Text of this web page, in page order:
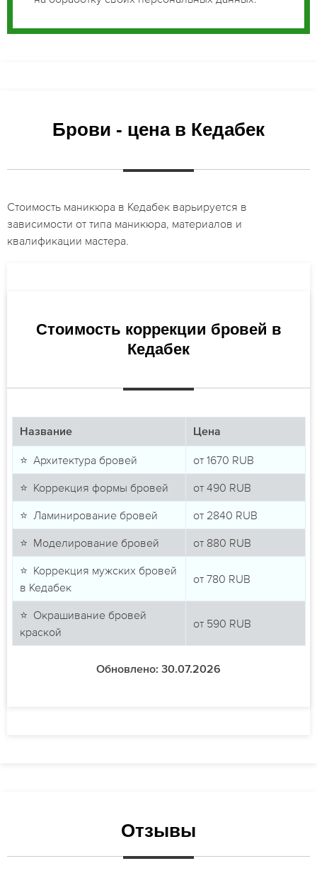
Брови - цена в Кедабек
Стоимость маникюра в Кедабек варьируется в
зависимости от типа маникюра, материалов и
квалификации мастера.
Стоимость коррекции бровей в
Кедабек
Название Цена
⭐ Архитектура бровей от 1670 RUB
⭐ Коррекция формы бровей от 490 RUB
⭐ Ламинирование бровей от 2840 RUB
⭐ Моделирование бровей от 880 RUB
⭐ Коррекция мужских бровей
в Кедабек
от 780 RUB
⭐ Окрашивание бровей
краской
от 590 RUB
Обновлено: 30.07.2026
Отзывы